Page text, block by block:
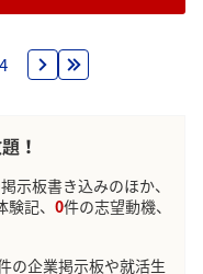
4
！
示板書き込みのほか、
記、 0件の志望動機、
の企業掲示板や就活生